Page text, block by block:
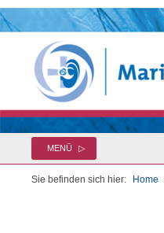
MENÜ
Sie befinden sich hier: Home